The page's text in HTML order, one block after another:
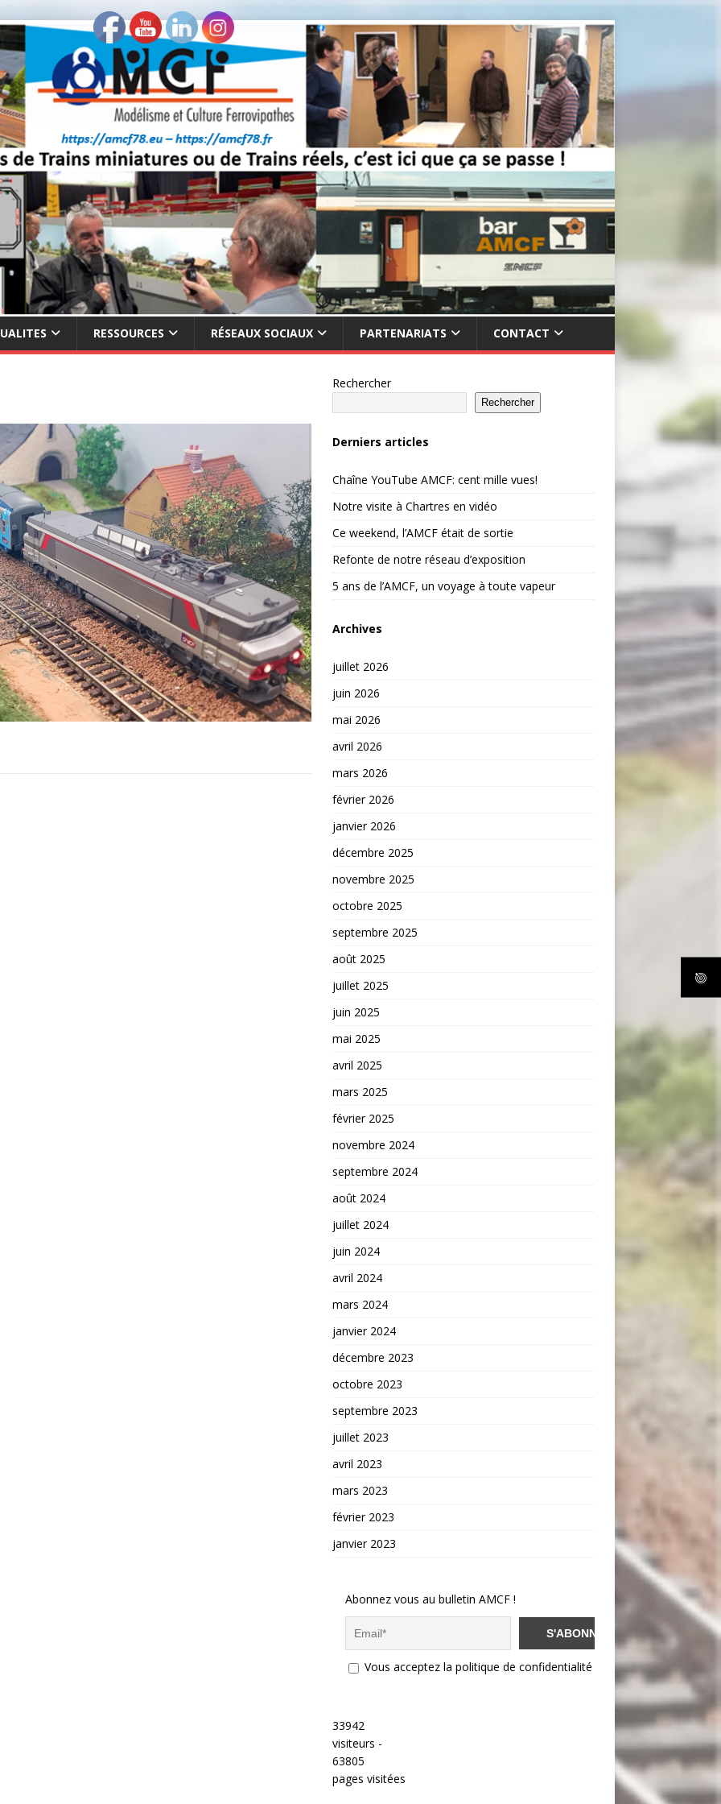
RESSOURCES RÉSEAUX SOCIAUX PARTENARIATS CONTACT
Rechercher
Rechercher
Derniers articles
Chaîne YouTube AMCF: cent mille vues!
Notre visite à Chartres en vidéo
Ce weekend, l’AMCF était de sortie
Refonte de notre réseau d’exposition
5 ans de l’AMCF, un voyage à toute vapeur
Archives
juillet 2026
juin 2026
mai 2026
avril 2026
mars 2026
février 2026
janvier 2026
décembre 2025
novembre 2025
octobre 2025
septembre 2025
août 2025
juillet 2025
juin 2025
mai 2025
avril 2025
mars 2025
février 2025
novembre 2024
septembre 2024
août 2024
juillet 2024
juin 2024
avril 2024
mars 2024
janvier 2024
décembre 2023
octobre 2023
septembre 2023
juillet 2023
avril 2023
mars 2023
février 2023
janvier 2023
Abonnez vous au bulletin AMCF !
Vous acceptez la politique de confidentialité
33942
visiteurs -
63805
pages visitées